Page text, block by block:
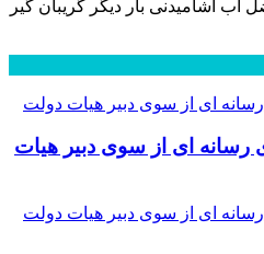
آشامیدنی بار دیگر گریبان گیر
رسانه ای از سوی دبیر هیات